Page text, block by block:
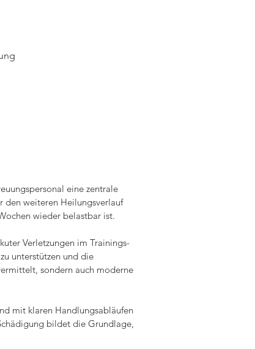
eine zentrale
den weiteren Heilungsverlauf
wieder belastbar ist.
Verletzungen im Trainings-
unterstützen und die
sondern auch moderne
mit klaren Handlungsabläufen
bildet die Grundlage,